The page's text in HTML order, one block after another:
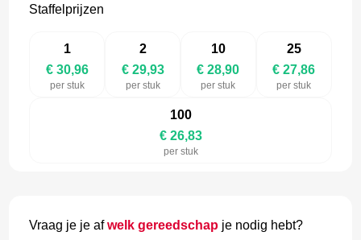
Staffelprijzen
1
€ 30,96
per stuk
2
€ 29,93
per stuk
10
€ 28,90
per stuk
25
€ 27,86
per stuk
100
€ 26,83
per stuk
Vraag je je afwelk gereedschap je nodig hebt?